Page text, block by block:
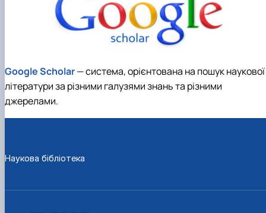
Google Scholar— система, орієнтована на пошук наукової
літератури за різними галузями знань та різними
джерелами.
Наукова бібліотека